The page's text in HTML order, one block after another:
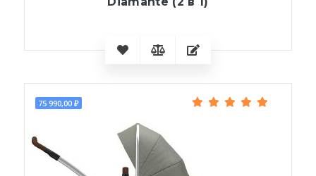
75 990,00 ₽